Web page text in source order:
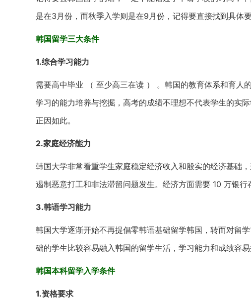
是在3月份，而秋季入学则是在9月份，记得要直接找到具体
韩国留学三大条件
1.综合学习能力
需要高中毕业 （ 至少高三在读 ） 。韩国的教育体系和育人
学习的能力培养与挖掘，高考的成绩不理想不代表学生的实
正因如此。
2.家庭经济能力
韩国大学非常看重学生家庭稳定经济收入和殷实的经济基础
遏制恶意打工和非法滞留问题发生。经济方面需要 10 万银
3.韩语学习能力
韩国大学逐渐开始不再提倡零韩语基础留学韩国，转而对留
础的学生比较容易融入韩国的留学生活，学习能力和成绩容
韩国本科留学入学条件
1.资格要求